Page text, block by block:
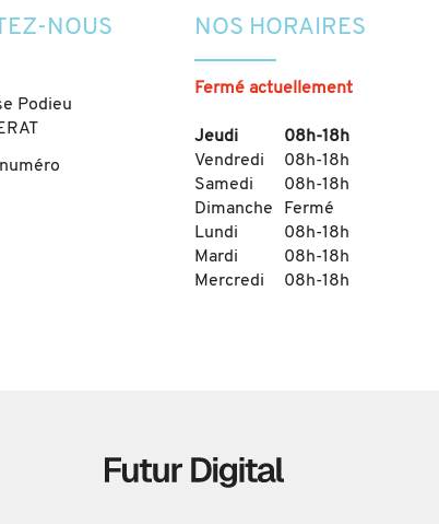
NOUS
Podieu
NOS HORAIRES
Fermé actuellement
Jeudi
08h-18h
Vendredi
08h-18h
Samedi
08h-18h
Dimanche Fermé
Lundi
08h-18h
Mardi
08h-18h
Mercredi
08h-18h